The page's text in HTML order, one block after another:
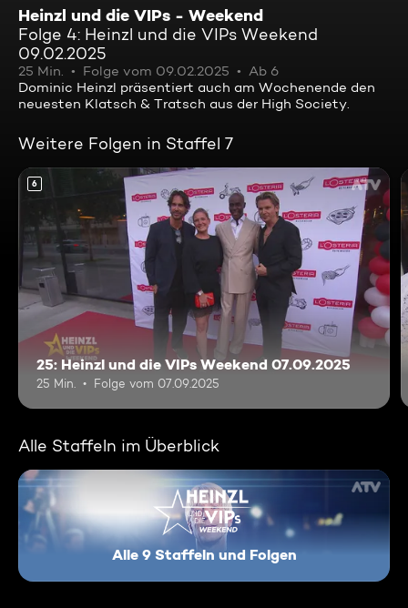
Heinzl und die VIPs - Weekend
Folge 4: Heinzl und die VIPs Weekend
09.02.2025
25 Min. Folge vom 09.02.2025
Ab 6
Dominic Heinzl präsentiert auch am Wochenende den
neuesten Klatsch & Tratsch aus der High Society.
Weitere Folgen in Staffel 7
6
25: Heinzl und die VIPs Weekend 07.09.2025
25 Min. Folge vom 07.09.2025
Alle Staffeln im Überblick
Heinzl und die VIPs -
Alle 9 Staffeln und Folgen